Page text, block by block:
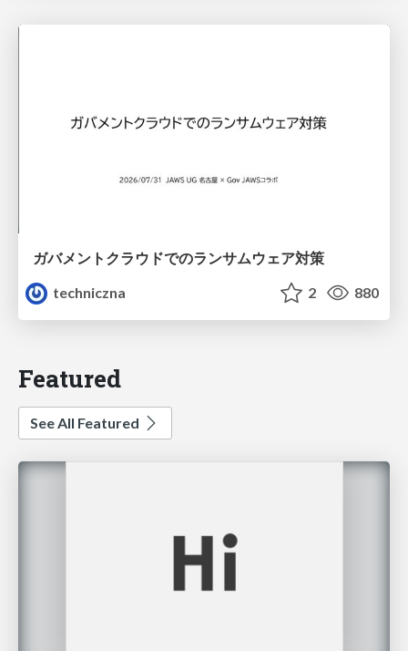
ガバメントクラウドでのランサムウェア対策
techniczna
2 880
Featured
See All Featured